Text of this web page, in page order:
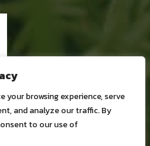
your browsing experience, serve
and analyze our traffic. By
to our use of